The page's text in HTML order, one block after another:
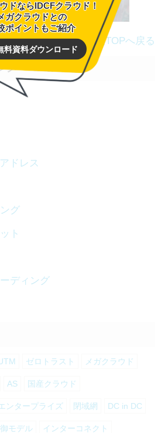
用語集TOPへ戻る
グ
ドレス
グ
ト
ディング
ゼロトラスト メガクラウド
AS 国産クラウド
ンタープライズ 閉域網 DC in DC
モデル インターコネクト
ドならIDCFクラウド！
ガクラウドとの
ポイントもご紹介
料資料ダウンロード